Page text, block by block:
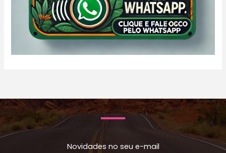
Novidades no seu e-mail